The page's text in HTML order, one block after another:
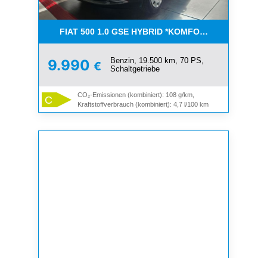
FIAT 500 1.0 GSE HYBRID *KOMFORT PAKET*CAR-
9.990 €
Benzin, 19.500 km, 70 PS,
Schaltgetriebe
C
CO₂-Emissionen (kombiniert): 108 g/km,
Kraftstoffverbrauch (kombiniert): 4,7 l/100 km